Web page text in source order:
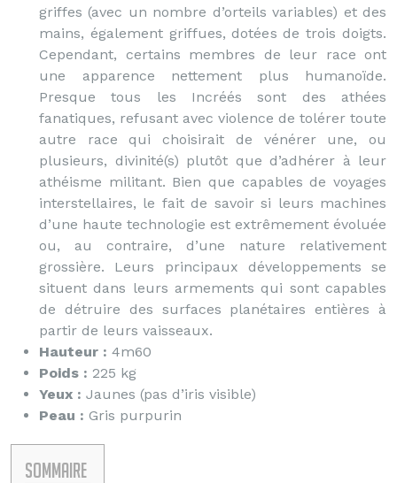
griffes (avec un nombre d’orteils variables) et des
mains, également griffues, dotées de trois doigts.
Cependant, certains membres de leur race ont
une apparence nettement plus humanoïde.
Presque tous les Incréés sont des athées
fanatiques, refusant avec violence de tolérer toute
autre race qui choisirait de vénérer une, ou
plusieurs, divinité(s) plutôt que d’adhérer à leur
athéisme militant. Bien que capables de voyages
interstellaires, le fait de savoir si leurs machines
d’une haute technologie est extrêmement évoluée
ou, au contraire, d’une nature relativement
grossière. Leurs principaux développements se
situent dans leurs armements qui sont capables
de détruire des surfaces planétaires entières à
partir de leurs vaisseaux.
Hauteur : 4m60
Poids : 225 kg
Yeux : Jaunes (pas d’iris visible)
Peau : Gris purpurin
Sommaire